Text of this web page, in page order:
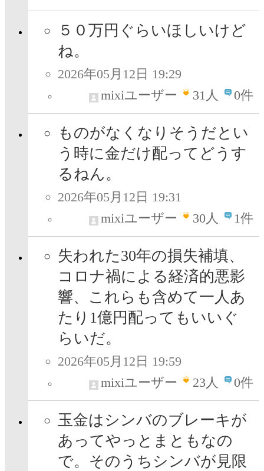
５０万円ぐらいほしいけど
ね。
2026年05月12日 19:29
mixiユーザー
31人 0件
ものがなくなりそうだとい
う時に金だけ配ってどうす
るねん。
2026年05月12日 19:31
mixiユーザー
30人 1件
失われた30年の損失補填、
コロナ禍による経済的悪影
響、これらも含めて一人あ
たり1億円配ってもいいぐ
らいだ。
2026年05月12日 19:59
mixiユーザー
23人 0件
玉金はシンバのブレーキが
あってやっとまともなの
で。そのうちシンバが見限